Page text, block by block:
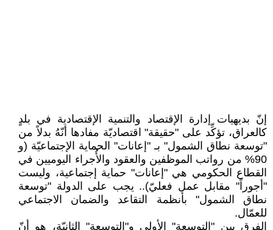
إنّ بديهيات إدارة الإقتصاد والتنمية الإقتصادية في بلدٍ
كالعراق، تؤكِّد على "حقيقة" اقتصاديّة مفادها أنّهُ بدلاً من
"توسعة نطاق الشمول" بـ "إعانات" الحماية الإجتماعيّة (و
90% من رواتب الموظفين والعقود والأُجراء اليوميين في
القطاع الحكومي هي "إعانات" حماية إجتماعية، وليست
"أجوراً" مقابل عمل فعليّ).. يجب على الدولة "توسعة
نطاق الشمول" بأنظمة التقاعد والضمان الاجتماعي
للعمّال.
الفرق بين "التوسِعة" الأولى و"التوسِعة" الثانيّة، هو أنّ